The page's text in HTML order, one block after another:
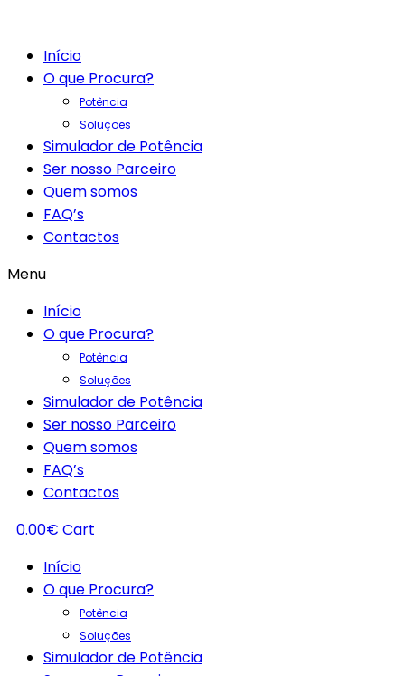
Início
O que Procura?
Potência
Soluções
Simulador de Potência
Ser nosso Parceiro
Quem somos
FAQ’s
Contactos
Menu
Início
O que Procura?
Potência
Soluções
Simulador de Potência
Ser nosso Parceiro
Quem somos
FAQ’s
Contactos
0.00€ Cart
Início
O que Procura?
Potência
Soluções
Simulador de Potência